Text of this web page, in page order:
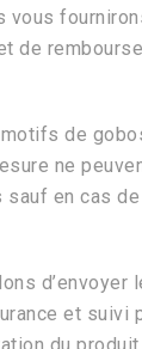
vous
de
de
ne
sauf en cas
d’envoyer
et suivi